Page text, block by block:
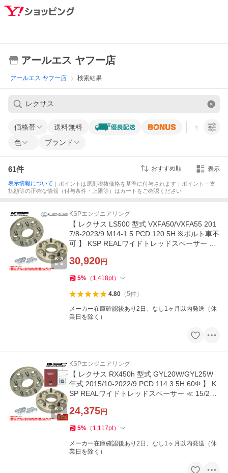
アールエス ヤフー店
アールエス ヤフー店 検索結果
価格帯 送料無料 すべての条
色 ブランド
61件 おすすめ順 表示
表示情報について ｜ポイントは原則税抜価格を基準に付与されます｜ポイント・支
払額等の正確な情報（付与条件・上限等）はカートをご確認ください
KSPエンジニアリング
【 レクサス LS500 型式 VXFA50/VXFA55 201
7/8-2023/9 M14-1.5 PCD:120 5H ※ボルト車不
可 】 KSP REALワイドトレッドスペーサー ≪
30,920円
5% （ 1,418pt）
4.80（5件）
メーカー在庫確認後あり2日、なし1ヶ月以内発送（休
業日を除く）
KSPエンジニアリング
【 レクサス RX450h 型式 GYL20W/GYL25W
年式 2015/10-2022/9 PCD:114.3 5H 60Φ 】 K
SP REALワイドトレッドスペーサー ≪ 15/20/2
24,375円
5% （ 1,117pt）
メーカー在庫確認後あり2日、なし1ヶ月以内発送（休
業日を除く）